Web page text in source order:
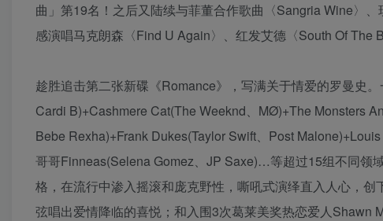
曲」第19名！之后又陆续与菲董合作歌曲〈Sangria Wine〉
感演唱马克朗森〈Find U Again〉、红发艾德〈South Of The
趁胜追击第二张新碟《Romance》，写满关于情爱的罗曼史
Cardi B)+Cashmere Cat(The Weeknd、MØ)+The Monsters
Bebe Rexha)+Frank Dukes(Taylor Swift、Post
哥哥Finneas(Selena Gomez、JP Saxe)…等超过15组不同领
格，在流行中渗入摇滚和庞克野性，嘶吼式演绎直入人心，
弦唱出爱情降临的喜悦；和入围3次葛莱美奖热恋爱人Shawn